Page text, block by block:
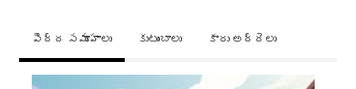
పెద్ద సమూహాలు కుటుంబాలు కారు అద్దెలు